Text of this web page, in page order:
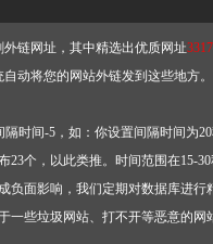
外链网址，其中精选出优质网址3317
自动将您的网站外链发到这些地方
隔时间-5，如：你设置间隔时间为
23个，以此类推。时间范围在15-
负面影响，我们定期对数据库进
一些垃圾网站、打不开等恶意的网